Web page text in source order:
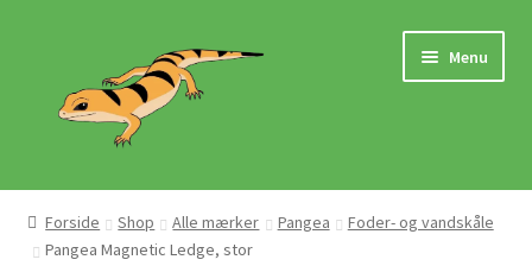
navigation
indhold
Menu
Hjem
Butik
Forside Shop Alle mærker Pangea
Foder- og vandskåle
Pangea Magnetic Ledge, stor